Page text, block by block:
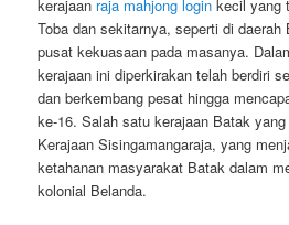
kerajaan raja mahjong login kecil yang
Toba dan sekitarnya, seperti di daerah
pusat kekuasaan pada masanya.
kerajaan ini diperkirakan telah berdiri
dan berkembang pesat hingga
ke-16. Salah satu kerajaan Batak
Kerajaan Sisingamangaraja, yang
ketahanan masyarakat Batak dalam
kolonial Belanda.